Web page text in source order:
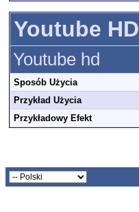
Youtube HD
Youtube hd
Sposób Użycia
Przykład Użycia
Przykładowy Efekt